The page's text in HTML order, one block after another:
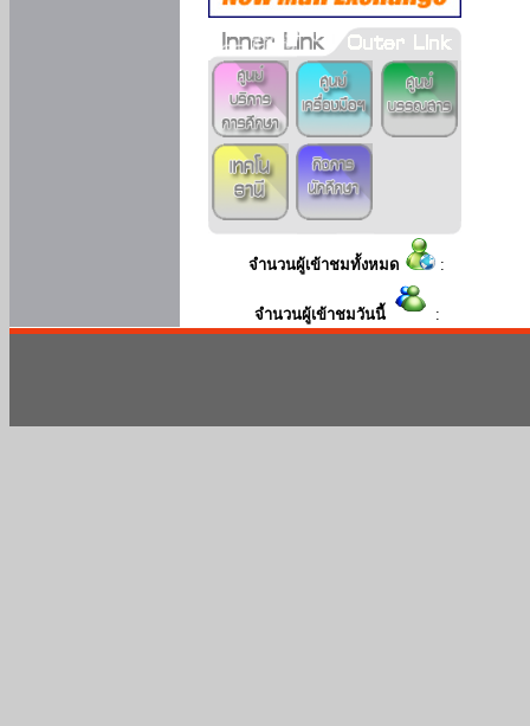
จำนวนผู้เข้าชมทั้งหมด :
จำนวนผู้เข้าชมวันนี้ :